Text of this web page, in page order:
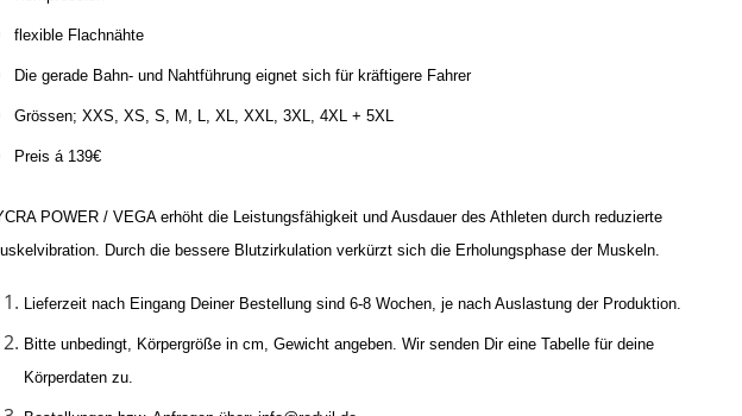
flexible Flachnähte
Die gerade Bahn- und Nahtführung eignet sich für kräftigere Fahrer
Grössen; XXS, XS, S, M, L, XL, XXL, 3XL, 4XL + 5XL
Preis á 139€
POWER / VEGA erhöht die Leistungsfähigkeit und Ausdauer des Athleten durch reduzierte
Durch die bessere Blutzirkulation verkürzt sich die Erholungsphase der Muskeln.
Lieferzeit nach Eingang Deiner Bestellung sind 6-8 Wochen, je nach Auslastung der Produktion.
Bitte unbedingt, Körpergröße in cm, Gewicht angeben. Wir senden Dir eine Tabelle für deine
Körperdaten zu.